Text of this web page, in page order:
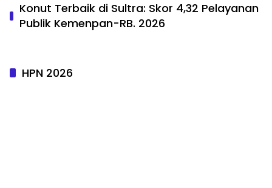
Konut Terbaik di Sultra: Skor 4,32 Pelayanan
Publik Kemenpan-RB. 2026
HPN 2026